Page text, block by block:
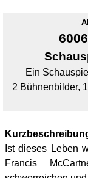
Ein
2 Bühnenbilder,
Ist dieses Leben
Francis